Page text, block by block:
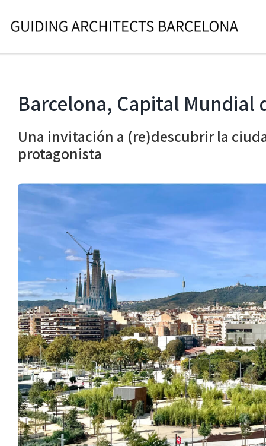
content
Barcelona, Capital Mundial
Una invitación a (re)descubrir la
protagonista